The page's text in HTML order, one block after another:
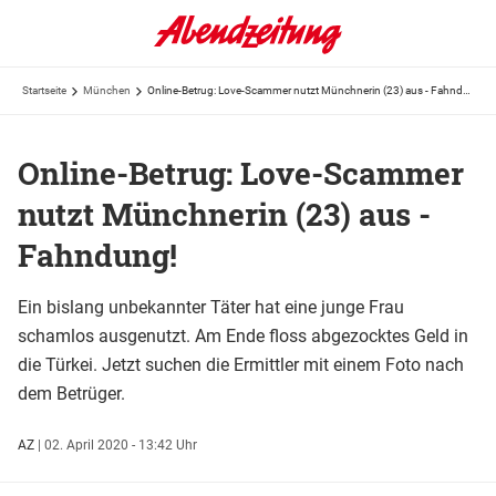
Startseite München
Online-Betrug: Love-Scammer
nutzt Münchnerin (23) aus -
Fahndung!
Ein bislang unbekannter Täter hat eine junge Frau
schamlos ausgenutzt. Am Ende floss abgezocktes Geld in
die Türkei. Jetzt suchen die Ermittler mit einem Foto nach
dem Betrüger.
AZ | 02. April 2020 - 13:42 Uhr